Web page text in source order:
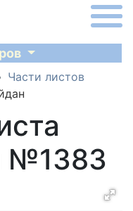
Части листов
№1383